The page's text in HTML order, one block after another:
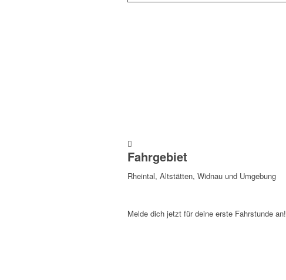
Fahrgebiet
Rheintal, Altstätten, Widnau und Umgebung
Melde dich jetzt für deine erste Fahrstunde an!